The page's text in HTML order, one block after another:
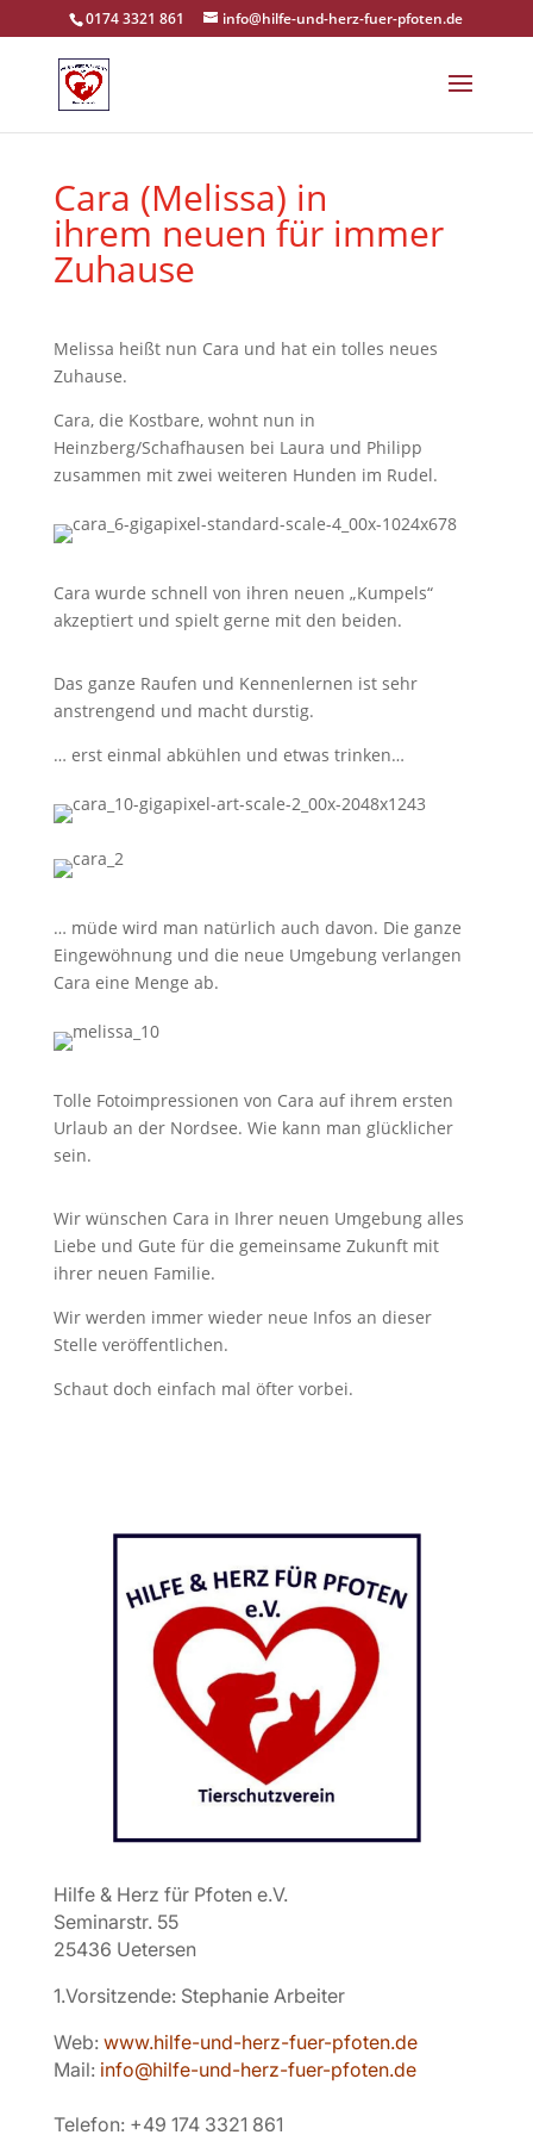
0174 3321 861 info@hilfe-und-herz-fuer-pfoten.de
Cara (Melissa) in
ihrem neuen für immer
Zuhause
Melissa heißt nun Cara und hat ein tolles neues
Zuhause.
Cara, die Kostbare, wohnt nun in
Heinzberg/Schafhausen bei Laura und Philipp
zusammen mit zwei weiteren Hunden im Rudel.
Cara wurde schnell von ihren neuen „Kumpels“
akzeptiert und spielt gerne mit den beiden.
Das ganze Raufen und Kennenlernen ist sehr
anstrengend und macht durstig.
… erst einmal abkühlen und etwas trinken…
… müde wird man natürlich auch davon. Die ganze
Eingewöhnung und die neue Umgebung verlangen
Cara eine Menge ab.
Tolle Fotoimpressionen von Cara auf ihrem ersten
Urlaub an der Nordsee. Wie kann man glücklicher
sein.
Wir wünschen Cara in Ihrer neuen Umgebung alles
Liebe und Gute für die gemeinsame Zukunft mit
ihrer neuen Familie.
Wir werden immer wieder neue Infos an dieser
Stelle veröffentlichen.
Schaut doch einfach mal öfter vorbei.
Hilfe & Herz für Pfoten e.V.
Seminarstr. 55
25436 Uetersen
1.Vorsitzende: Stephanie Arbeiter
Web: www.hilfe-und-herz-fuer-pfoten.de
Mail: info@hilfe-und-herz-fuer-pfoten.de
Telefon: +49 174 3321 861